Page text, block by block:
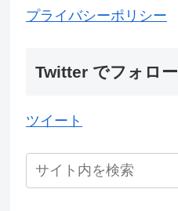
プライバシーポリシー
Twitter でフォロー
ツイート